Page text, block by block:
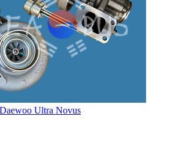
Ultra Novus